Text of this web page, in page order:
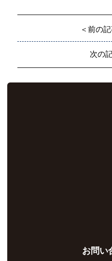
＜前の
次の
お問い